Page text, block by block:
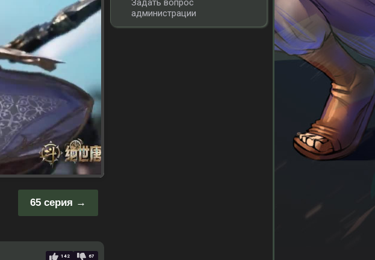
65 серия
142 67
Задать вопрос
администрации